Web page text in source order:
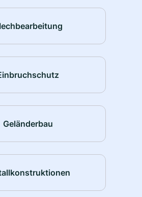
Geländerbau